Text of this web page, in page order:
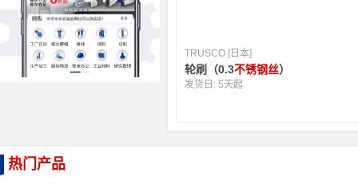
TRUSCO [日本]
轮刷（0.3不锈钢丝）
发货日:5天起
热门产品